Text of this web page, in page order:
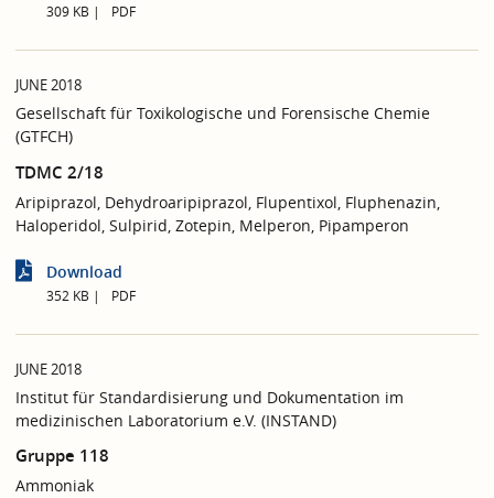
309 KB PDF
JUNE 2018
Gesellschaft für Toxikologische und Forensische Chemie
(GTFCH)
TDMC 2/18
Aripiprazol, Dehydroaripiprazol, Flupentixol, Fluphenazin,
Haloperidol, Sulpirid, Zotepin, Melperon, Pipamperon
Download
352 KB PDF
JUNE 2018
Institut für Standardisierung und Dokumentation im
medizinischen Laboratorium e.V. (INSTAND)
Gruppe 118
Ammoniak